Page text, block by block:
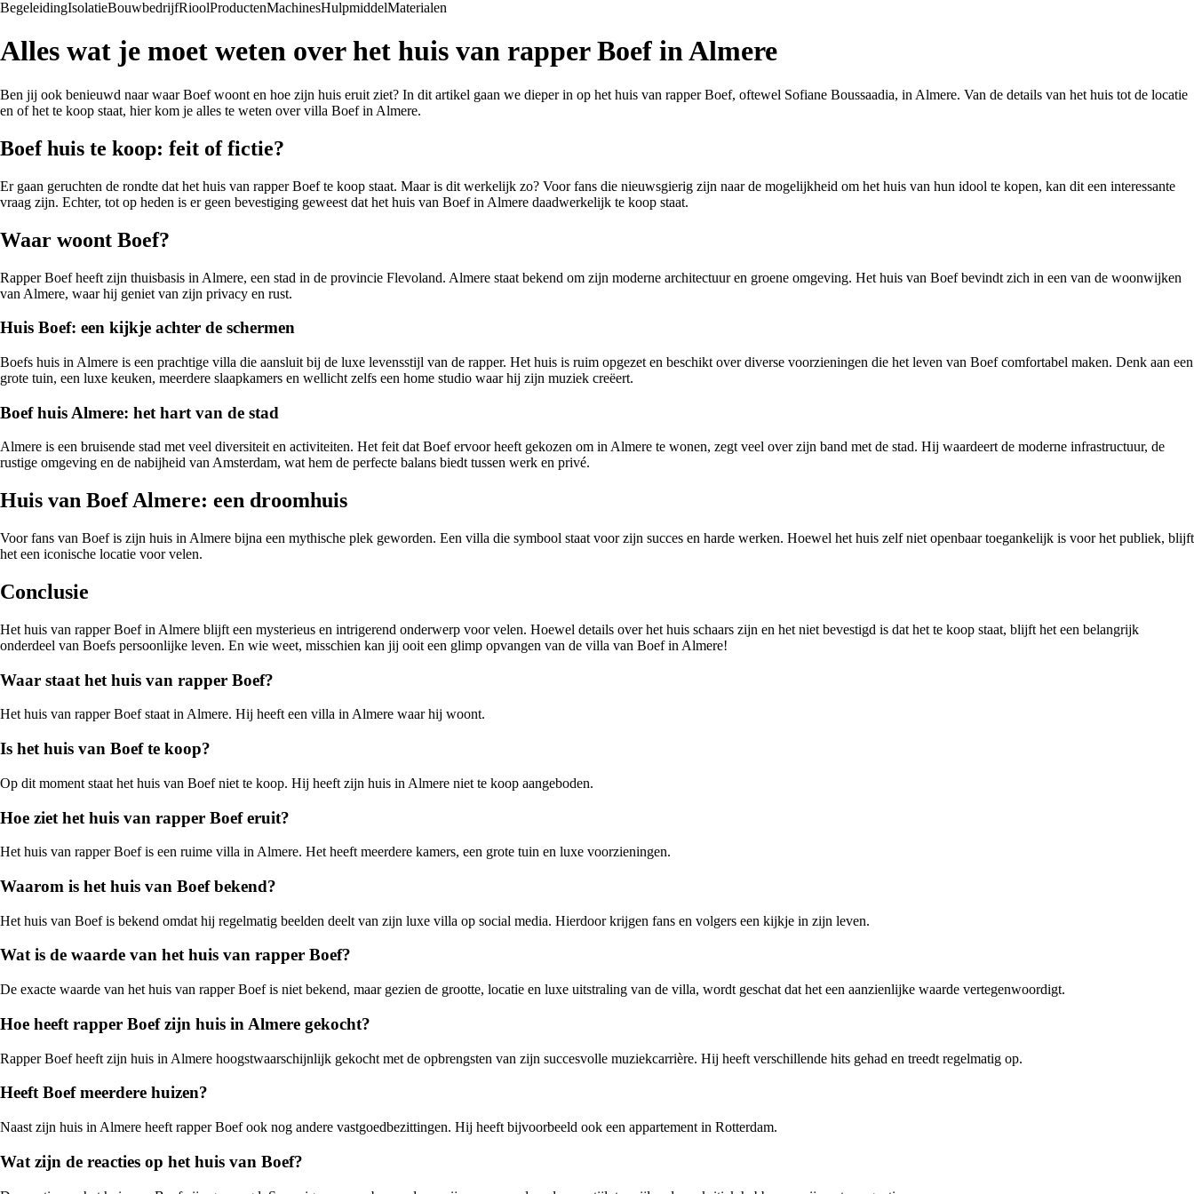
BegeleidingIsolatieBouwbedrijfRioolProductenMachinesHulpmiddelMaterialen
Alles wat je moet weten over het huis van rapper Boef in Almere
Ben jij ook benieuwd naar waar Boef woont en hoe zijn huis eruit ziet? In dit artikel gaan we dieper in op het huis van rapper Boef, oftewel Sofiane Boussaadia, in Almere. Van de details van het huis tot de locatie
en of het te koop staat, hier kom je alles te weten over villa Boef in Almere.
Boef huis te koop: feit of fictie?
Er gaan geruchten de rondte dat het huis van rapper Boef te koop staat. Maar is dit werkelijk zo? Voor fans die nieuwsgierig zijn naar de mogelijkheid om het huis van hun idool te kopen, kan dit een interessante
vraag zijn. Echter, tot op heden is er geen bevestiging geweest dat het huis van Boef in Almere daadwerkelijk te koop staat.
Waar woont Boef?
Rapper Boef heeft zijn thuisbasis in Almere, een stad in de provincie Flevoland. Almere staat bekend om zijn moderne architectuur en groene omgeving. Het huis van Boef bevindt zich in een van de woonwijken
van Almere, waar hij geniet van zijn privacy en rust.
Huis Boef: een kijkje achter de schermen
Boefs huis in Almere is een prachtige villa die aansluit bij de luxe levensstijl van de rapper. Het huis is ruim opgezet en beschikt over diverse voorzieningen die het leven van Boef comfortabel maken. Denk aan een
grote tuin, een luxe keuken, meerdere slaapkamers en wellicht zelfs een home studio waar hij zijn muziek creëert.
Boef huis Almere: het hart van de stad
Almere is een bruisende stad met veel diversiteit en activiteiten. Het feit dat Boef ervoor heeft gekozen om in Almere te wonen, zegt veel over zijn band met de stad. Hij waardeert de moderne infrastructuur, de
rustige omgeving en de nabijheid van Amsterdam, wat hem de perfecte balans biedt tussen werk en privé.
Huis van Boef Almere: een droomhuis
Voor fans van Boef is zijn huis in Almere bijna een mythische plek geworden. Een villa die symbool staat voor zijn succes en harde werken. Hoewel het huis zelf niet openbaar toegankelijk is voor het publiek, blijft
het een iconische locatie voor velen.
Conclusie
Het huis van rapper Boef in Almere blijft een mysterieus en intrigerend onderwerp voor velen. Hoewel details over het huis schaars zijn en het niet bevestigd is dat het te koop staat, blijft het een belangrijk
onderdeel van Boefs persoonlijke leven. En wie weet, misschien kan jij ooit een glimp opvangen van de villa van Boef in Almere!
Waar staat het huis van rapper Boef?
Het huis van rapper Boef staat in Almere. Hij heeft een villa in Almere waar hij woont.
Is het huis van Boef te koop?
Op dit moment staat het huis van Boef niet te koop. Hij heeft zijn huis in Almere niet te koop aangeboden.
Hoe ziet het huis van rapper Boef eruit?
Het huis van rapper Boef is een ruime villa in Almere. Het heeft meerdere kamers, een grote tuin en luxe voorzieningen.
Waarom is het huis van Boef bekend?
Het huis van Boef is bekend omdat hij regelmatig beelden deelt van zijn luxe villa op social media. Hierdoor krijgen fans en volgers een kijkje in zijn leven.
Wat is de waarde van het huis van rapper Boef?
De exacte waarde van het huis van rapper Boef is niet bekend, maar gezien de grootte, locatie en luxe uitstraling van de villa, wordt geschat dat het een aanzienlijke waarde vertegenwoordigt.
Hoe heeft rapper Boef zijn huis in Almere gekocht?
Rapper Boef heeft zijn huis in Almere hoogstwaarschijnlijk gekocht met de opbrengsten van zijn succesvolle muziekcarrière. Hij heeft verschillende hits gehad en treedt regelmatig op.
Heeft Boef meerdere huizen?
Naast zijn huis in Almere heeft rapper Boef ook nog andere vastgoedbezittingen. Hij heeft bijvoorbeeld ook een appartement in Rotterdam.
Wat zijn de reacties op het huis van Boef?